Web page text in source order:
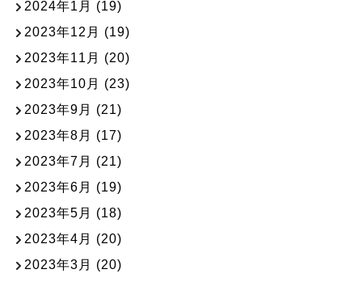
2024年1月 (19)
2023年12月 (19)
2023年11月 (20)
2023年10月 (23)
2023年9月 (21)
2023年8月 (17)
2023年7月 (21)
2023年6月 (19)
2023年5月 (18)
2023年4月 (20)
2023年3月 (20)